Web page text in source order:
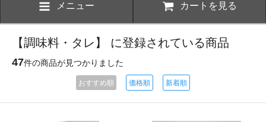
メニュー カートを見る
【調味料・タレ】 に登録されている商品
47件の商品が見つかりました
おすすめ順 価格順 新着順